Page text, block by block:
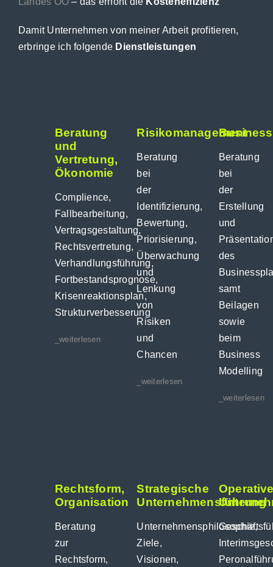
Damit Unternehmen von meiner Arbeit profitieren,
erbringe ich folgende Dienstleistungen
Beratung
und
Vertretung,
Ökonomie
Complience,
Fallbearbeitung,
Vertragsgestaltung,
Rechtsvertretung,
Verhandlungsführung,
Fortbestandsprognose,
Krisenreaktionsplan,
Strukturverbesserung
_weiterlesen
Risikomanagement
Beratung
bei
der
Identifizierung,
Bewertung,
Priorisierung,
Überwachung
und
Lenkung
von
Risiken
und
Chancen
_weiterlesen
Beratung
bei
der
Erstellung
und
des
samt
Beilagen
sowie
beim
Business
Modelling
_weiterlesen
Rechtsform,
Organisation
Beratung
zur
Rechtsform,
Strategische
Unternehmensführung
Unternehmensphilosophie,
Ziele,
Visionen,